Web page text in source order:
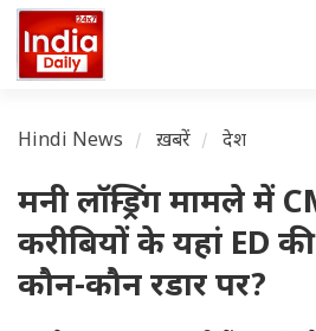
Hindi News ख़बरें देश
मनी लॉन्ड्रिंग मामले में
करीबियों के यहां ED
कौन-कौन रडार पर?